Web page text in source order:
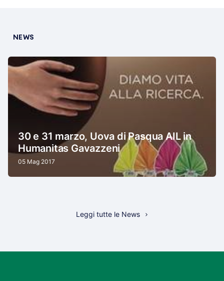
NEWS
30 e 31 marzo, Uova di Pasqua AIL in
Humanitas Gavazzeni
05 Mag 2017
Leggi tutte le News